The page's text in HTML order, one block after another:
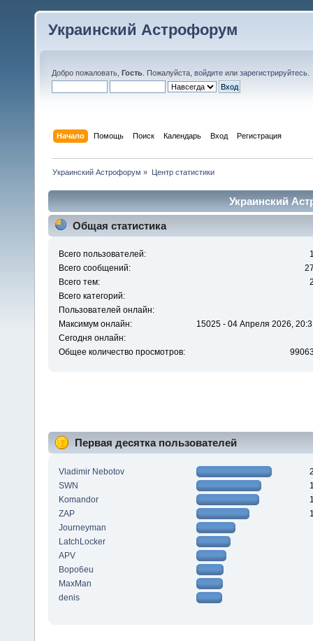
Украинский Астрофорум
Добро пожаловать, Гость . Пожалуйста, войдите или зарегистрируйтесь
Начало Помощь Поиск Календарь Вход Регистрация
Украинский Астрофорум » Центр статистики
Украинский
Общая статистика
Всего пользователей:
Всего сообщений:
Всего тем:
Всего категорий:
Пользователей онлайн:
Максимум онлайн:
15025 - 04 Апреля 2026,
Сегодня онлайн:
Общее количество просмотров:
Первая десятка пользователей
Vladimir Nebotov
SWN
Komandor
ZAP
Journeyman
LatchLocker
APV
Bopo6eu
MaxMan
denis